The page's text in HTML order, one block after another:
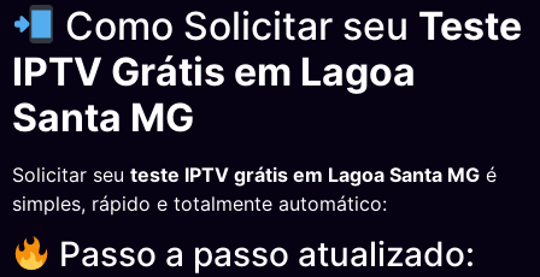
Como Solicitar seu Teste
IPTV Grátis em Lagoa
Santa MG
Solicitar seu teste IPTV grátis em Lagoa Santa MG é
simples, rápido e totalmente automático:
Passo a passo atualizado: